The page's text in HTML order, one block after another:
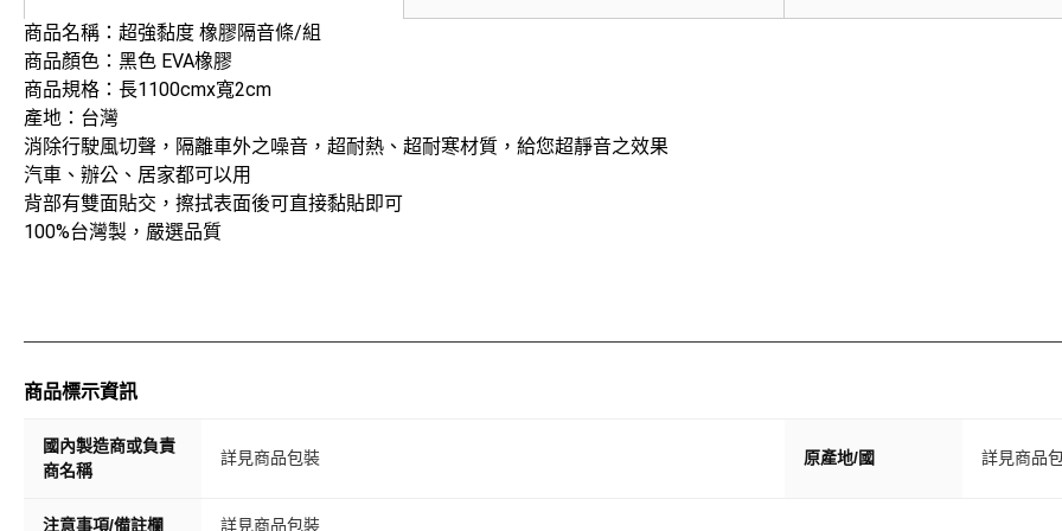
商品名稱：超強黏度 橡膠隔音條/組
商品顏色：黑色 EVA橡膠
商品規格：長1100cmx寬2cm
產地：台灣
消除行駛風切聲，隔離車外之噪音，超耐熱、超耐寒材質，給您超靜音之效果
汽車、辦公、居家都可以用
背部有雙面貼交，擦拭表面後可直接黏貼即可
100%台灣製，嚴選品質
商品標示資訊
國內製造商或負責
商名稱
詳見商品包裝 原產地/國 詳見商品
注意事項/備註欄 詳見商品包裝